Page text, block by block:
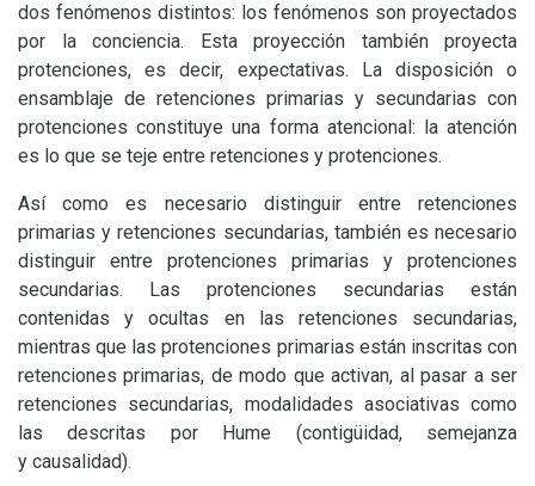
dos fenómenos distintos: los fenómenos son proyectados
por la conciencia. Esta proyección también proyecta
protenciones, es decir, expectativas. La disposición o
ensamblaje de retenciones primarias y secundarias con
protenciones constituye una forma atencional: la atención
es lo que se teje entre retenciones y protenciones.
Así como es necesario distinguir entre retenciones
primarias y retenciones secundarias, también es necesario
distinguir entre protenciones primarias y protenciones
secundarias. Las protenciones secundarias están
contenidas y ocultas en las retenciones secundarias,
mientras que las protenciones primarias están inscritas con
retenciones primarias, de modo que activan, al pasar a ser
retenciones secundarias, modalidades asociativas como
las descritas por Hume (contigüidad, semejanza
y causalidad).